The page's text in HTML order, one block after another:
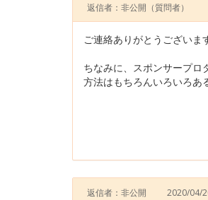
返信者：非公開 （質問者）
ご連絡ありがとうございま
ちなみに、スポンサープロ
方法はもちろんいろいろ
返信者：非公開 2020/04/